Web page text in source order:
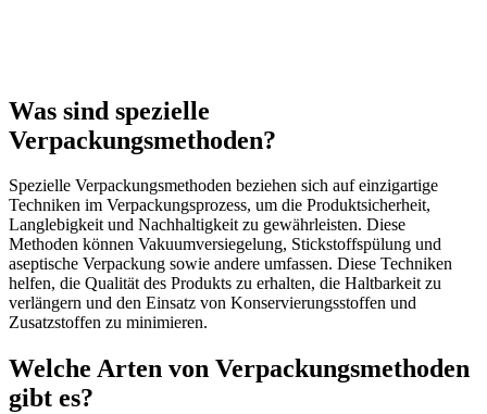
Was sind spezielle
Verpackungsmethoden?
Spezielle Verpackungsmethoden beziehen sich auf einzigartige
Techniken im Verpackungsprozess, um die Produktsicherheit,
Langlebigkeit und Nachhaltigkeit zu gewährleisten. Diese
Methoden können Vakuumversiegelung, Stickstoffspülung und
aseptische Verpackung sowie andere umfassen. Diese Techniken
helfen, die Qualität des Produkts zu erhalten, die Haltbarkeit zu
verlängern und den Einsatz von Konservierungsstoffen und
Zusatzstoffen zu minimieren.
Welche Arten von Verpackungsmethoden
gibt es?